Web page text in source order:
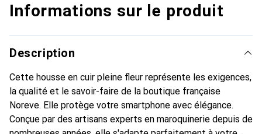
Informations sur le produit
Description
Cette housse en cuir pleine fleur représente les exigences,
la qualité et le savoir-faire de la boutique française
Noreve. Elle protège votre smartphone avec élégance.
Conçue par des artisans experts en maroquinerie depuis de